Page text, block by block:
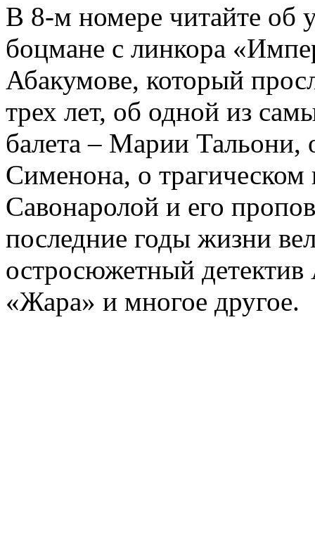
В 8-м номере читайте об
боцмане с линкора
Абакумове, который
трех лет, об одной из
балета – Марии
Сименона, о трагическом
Савонаролой и его
последние годы жизни
остросюжетный детектив
«Жара» и многое другое.